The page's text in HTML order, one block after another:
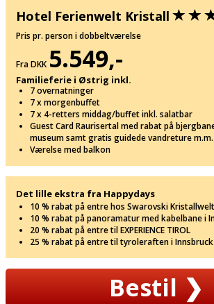
Hotel Ferienwelt Kristall
Pris pr. person i dobbeltværelse
Fra DKK 5.549,-
Familieferie i Østrig inkl.
7 overnatninger
7 x morgenbuffet
7 x 4-retters middag/buffet inkl. salatbar
Guest Card Raurisertal med rabat på
museum samt gratis guidede vandreture m.m.
Værelse med balkon
Det lille ekstra fra Happydays
10 % rabat på entre hos Swarovski
10 % rabat på panoramatur med kabelbane i
20 % rabat på entre til EXPERIENCE TIROL
25 % rabat på entre til tyroleraften i Innsbruck
Bestil❯